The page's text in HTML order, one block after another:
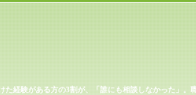
経験がある方の3割が、「誰にも相談しなかった」。